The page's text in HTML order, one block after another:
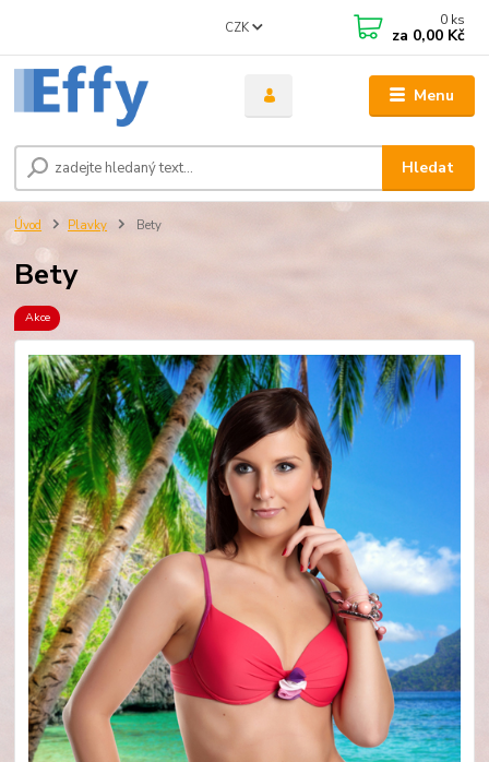
Menu
CZK
Hledat
0 ks
za 0,00 Kč
Úvod Plavky Bety
Bety
Akce